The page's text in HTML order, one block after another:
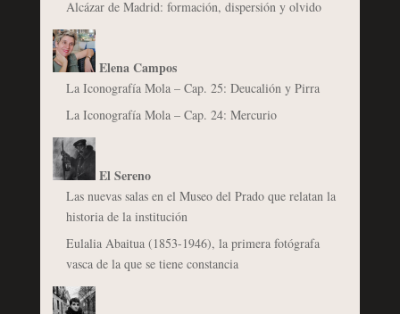
Alcázar de Madrid: formación, dispersión y olvido
Elena Campos
La Iconografía Mola – Cap. 25: Deucalión y Pirra
La Iconografía Mola – Cap. 24: Mercurio
El Sereno
Las nuevas salas en el Museo del Prado que relatan la
historia de la institución
Eulalia Abaitua (1853-1946), la primera fotógrafa
vasca de la que se tiene constancia